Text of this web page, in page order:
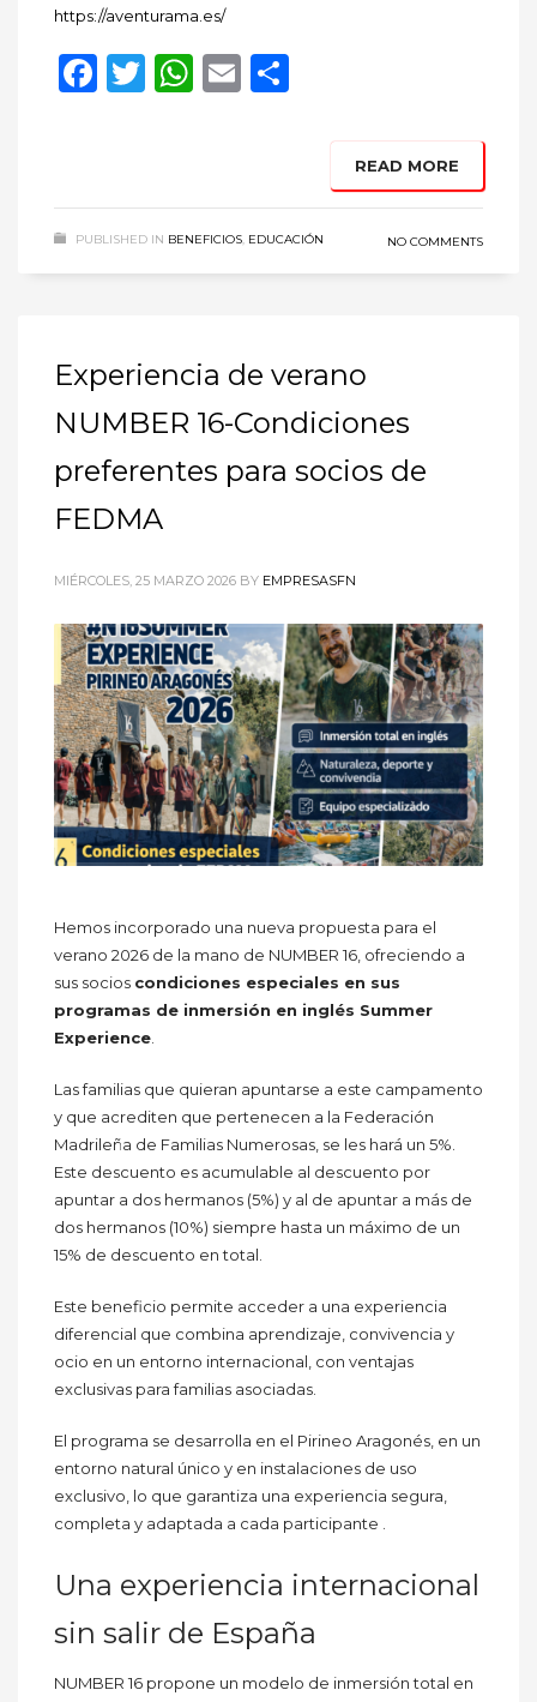
https://aventurama.es/
Facebook
Twitter
WhatsApp
Email
READ MORE
PUBLISHED IN BENEFICIOS, EDUCACIÓN NO COMMENTS
Experiencia de verano
NUMBER 16-Condiciones
preferentes para socios de
FEDMA
MIÉRCOLES, 25 MARZO 2026 BY EMPRESASFN
Hemos incorporado una nueva propuesta para el
verano 2026 de la mano de NUMBER 16, ofreciendo a
sus socios condiciones especiales en sus
programas de inmersión en inglés Summer
Experience
Las familias que quieran apuntarse a este campamento
y que acrediten que pertenecen a la Federación
Madrileña de Familias Numerosas, se les hará un 5%.
Este descuento es acumulable al descuento por
apuntar a dos hermanos (5%) y al de apuntar a más de
dos hermanos (10%) siempre hasta un máximo de un
15% de descuento en total.
Este beneficio permite acceder a una experiencia
diferencial que combina aprendizaje, convivencia y
ocio en un entorno internacional, con ventajas
exclusivas para familias asociadas.
El programa se desarrolla en el Pirineo Aragonés, en un
entorno natural único y en instalaciones de uso
exclusivo, lo que garantiza una experiencia segura,
completa y adaptada a cada participante .
Una experiencia internacional
sin salir de España
NUMBER 16 propone un modelo de inmersión total en